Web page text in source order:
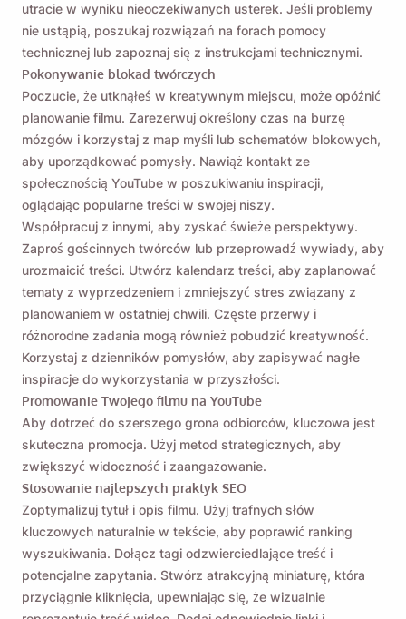
utracie w wyniku nieoczekiwanych usterek. Jeśli problemy
nie ustąpią, poszukaj rozwiązań na forach pomocy
technicznej lub zapoznaj się z instrukcjami technicznymi.
Pokonywanie blokad twórczych
Poczucie, że utknąłeś w kreatywnym miejscu, może opóźnić
planowanie filmu. Zarezerwuj określony czas na burzę
mózgów i korzystaj z map myśli lub schematów blokowych,
aby uporządkować pomysły. Nawiąż kontakt ze
społecznością YouTube w poszukiwaniu inspiracji,
oglądając popularne treści w swojej niszy.
Współpracuj z innymi, aby zyskać świeże perspektywy.
Zaproś gościnnych twórców lub przeprowadź wywiady, aby
urozmaicić treści. Utwórz kalendarz treści, aby zaplanować
tematy z wyprzedzeniem i zmniejszyć stres związany z
planowaniem w ostatniej chwili. Częste przerwy i
różnorodne zadania mogą również pobudzić kreatywność.
Korzystaj z dzienników pomysłów, aby zapisywać nagłe
inspiracje do wykorzystania w przyszłości.
Promowanie Twojego filmu na YouTube
Aby dotrzeć do szerszego grona odbiorców, kluczowa jest
skuteczna promocja. Użyj metod strategicznych, aby
zwiększyć widoczność i zaangażowanie.
Stosowanie najlepszych praktyk SEO
Zoptymalizuj tytuł i opis filmu. Użyj trafnych słów
kluczowych naturalnie w tekście, aby poprawić ranking
wyszukiwania. Dołącz tagi odzwierciedlające treść i
potencjalne zapytania. Stwórz atrakcyjną miniaturę, która
przyciągnie kliknięcia, upewniając się, że wizualnie